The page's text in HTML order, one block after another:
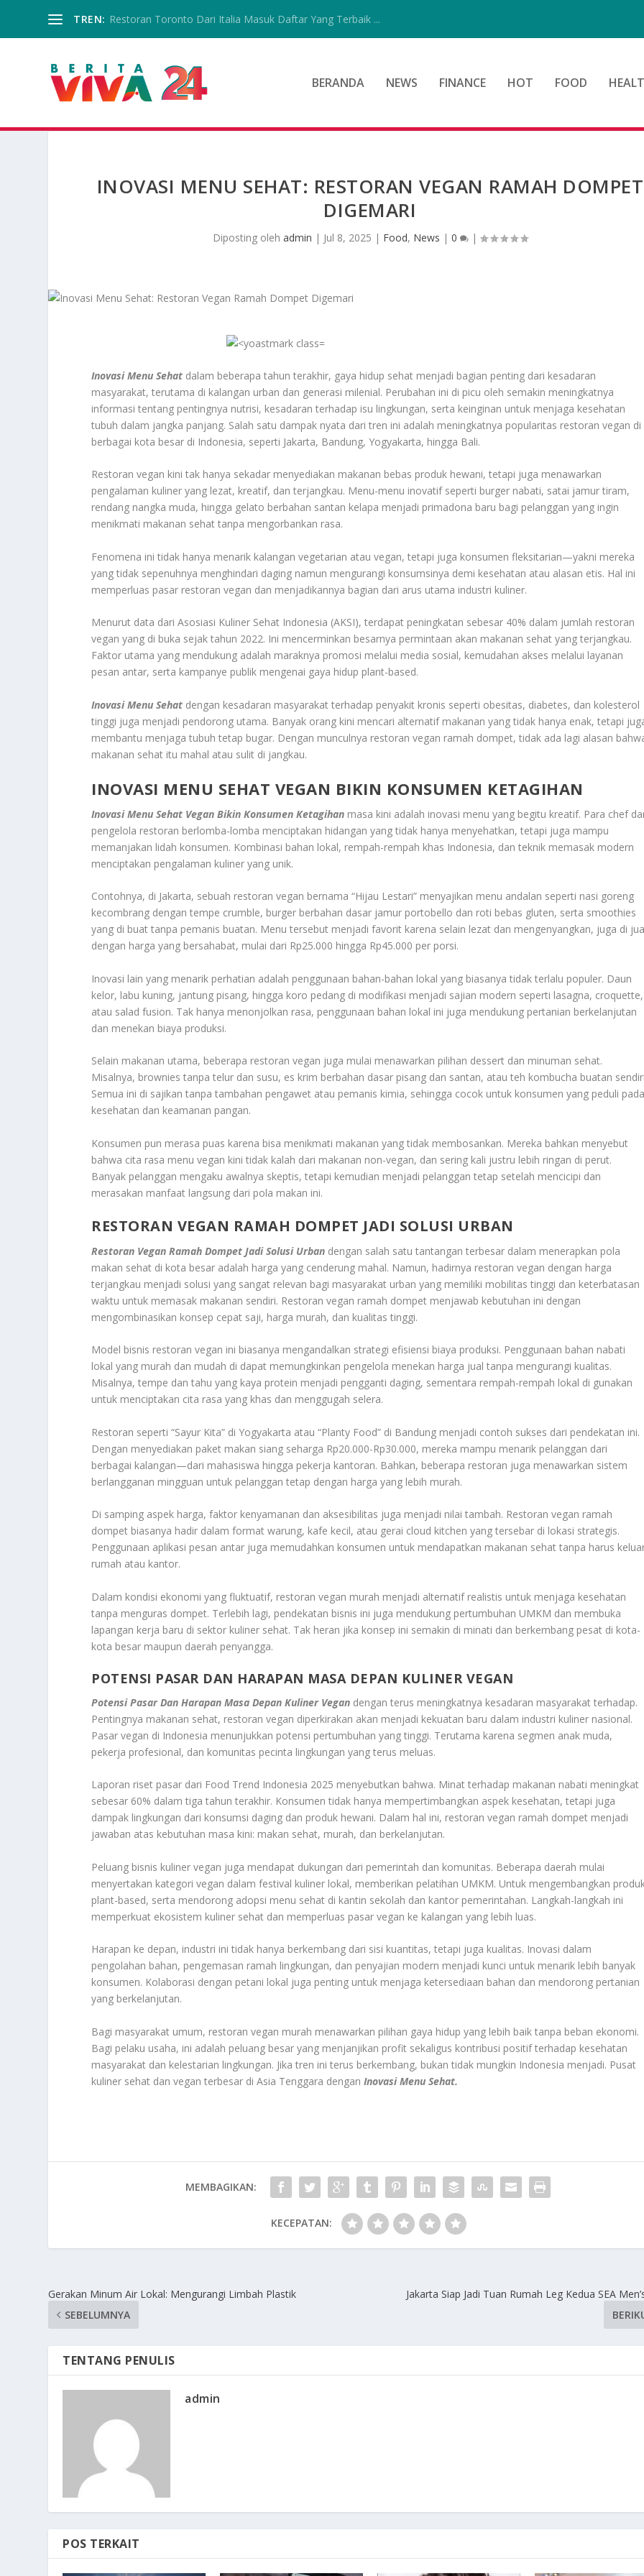
TREN: Restoran Toronto Dari Italia Masuk Daftar Yang Terbaik ...
BERANDA NEWS FINANCE HOT FOOD
INOVASI MENU SEHAT: RESTORAN VEGAN RAMAH DOMPET
DIGEMARI
Diposting oleh admin | Jul 8, 2025 | Food, News | 0 |
Inovasi Menu Sehat dalam beberapa tahun terakhir, gaya hidup sehat menjadi bagian penting dari kesadaran
masyarakat, terutama di kalangan urban dan generasi milenial. Perubahan ini di picu oleh semakin meningkatnya
informasi tentang pentingnya nutrisi, kesadaran terhadap isu lingkungan, serta keinginan untuk menjaga kesehatan
tubuh dalam jangka panjang. Salah satu dampak nyata dari tren ini adalah meningkatnya popularitas restoran vegan di
berbagai kota besar di Indonesia, seperti Jakarta, Bandung, Yogyakarta, hingga Bali.
Restoran vegan kini tak hanya sekadar menyediakan makanan bebas produk hewani, tetapi juga menawarkan
pengalaman kuliner yang lezat, kreatif, dan terjangkau. Menu-menu inovatif seperti burger nabati, satai jamur tiram,
rendang nangka muda, hingga gelato berbahan santan kelapa menjadi primadona baru bagi pelanggan yang ingin
menikmati makanan sehat tanpa mengorbankan rasa.
Fenomena ini tidak hanya menarik kalangan vegetarian atau vegan, tetapi juga konsumen fleksitarian—yakni mereka
yang tidak sepenuhnya menghindari daging namun mengurangi konsumsinya demi kesehatan atau alasan etis. Hal ini
memperluas pasar restoran vegan dan menjadikannya bagian dari arus utama industri kuliner.
Menurut data dari Asosiasi Kuliner Sehat Indonesia (AKSI), terdapat peningkatan sebesar 40% dalam jumlah restoran
vegan yang di buka sejak tahun 2022. Ini mencerminkan besarnya permintaan akan makanan sehat yang terjangkau.
Faktor utama yang mendukung adalah maraknya promosi melalui media sosial, kemudahan akses melalui layanan
pesan antar, serta kampanye publik mengenai gaya hidup plant-based.
Inovasi Menu Sehat dengan kesadaran masyarakat terhadap penyakit kronis seperti obesitas, diabetes, dan kolesterol
tinggi juga menjadi pendorong utama. Banyak orang kini mencari alternatif makanan yang tidak hanya enak, tetapi
membantu menjaga tubuh tetap bugar. Dengan munculnya restoran vegan ramah dompet, tidak ada lagi alasan
makanan sehat itu mahal atau sulit di jangkau.
INOVASI MENU SEHAT VEGAN BIKIN KONSUMEN KETAGIHAN
Inovasi Menu Sehat Vegan Bikin Konsumen Ketagihan masa kini adalah inovasi menu yang begitu kreatif. Para chef
pengelola restoran berlomba-lomba menciptakan hidangan yang tidak hanya menyehatkan, tetapi juga mampu
memanjakan lidah konsumen. Kombinasi bahan lokal, rempah-rempah khas Indonesia, dan teknik memasak modern
menciptakan pengalaman kuliner yang unik.
Contohnya, di Jakarta, sebuah restoran vegan bernama “Hijau Lestari” menyajikan menu andalan seperti nasi goreng
kecombrang dengan tempe crumble, burger berbahan dasar jamur portobello dan roti bebas gluten, serta smoothies
yang di buat tanpa pemanis buatan. Menu tersebut menjadi favorit karena selain lezat dan mengenyangkan, juga di
dengan harga yang bersahabat, mulai dari Rp25.000 hingga Rp45.000 per porsi.
Inovasi lain yang menarik perhatian adalah penggunaan bahan-bahan lokal yang biasanya tidak terlalu populer. Daun
kelor, labu kuning, jantung pisang, hingga koro pedang di modifikasi menjadi sajian modern seperti lasagna, croquette,
atau salad fusion. Tak hanya menonjolkan rasa, penggunaan bahan lokal ini juga mendukung pertanian berkelanjutan
dan menekan biaya produksi.
Selain makanan utama, beberapa restoran vegan juga mulai menawarkan pilihan dessert dan minuman sehat.
Misalnya, brownies tanpa telur dan susu, es krim berbahan dasar pisang dan santan, atau teh kombucha buatan
Semua ini di sajikan tanpa tambahan pengawet atau pemanis kimia, sehingga cocok untuk konsumen yang peduli
kesehatan dan keamanan pangan.
Konsumen pun merasa puas karena bisa menikmati makanan yang tidak membosankan. Mereka bahkan menyebut
bahwa cita rasa menu vegan kini tidak kalah dari makanan non-vegan, dan sering kali justru lebih ringan di perut.
Banyak pelanggan mengaku awalnya skeptis, tetapi kemudian menjadi pelanggan tetap setelah mencicipi dan
merasakan manfaat langsung dari pola makan ini.
RESTORAN VEGAN RAMAH DOMPET JADI SOLUSI URBAN
Restoran Vegan Ramah Dompet Jadi Solusi Urban dengan salah satu tantangan terbesar dalam menerapkan pola
makan sehat di kota besar adalah harga yang cenderung mahal. Namun, hadirnya restoran vegan dengan harga
terjangkau menjadi solusi yang sangat relevan bagi masyarakat urban yang memiliki mobilitas tinggi dan keterbatasan
waktu untuk memasak makanan sendiri. Restoran vegan ramah dompet menjawab kebutuhan ini dengan
mengombinasikan konsep cepat saji, harga murah, dan kualitas tinggi.
Model bisnis restoran vegan ini biasanya mengandalkan strategi efisiensi biaya produksi. Penggunaan bahan nabati
lokal yang murah dan mudah di dapat memungkinkan pengelola menekan harga jual tanpa mengurangi kualitas.
Misalnya, tempe dan tahu yang kaya protein menjadi pengganti daging, sementara rempah-rempah lokal di gunakan
untuk menciptakan cita rasa yang khas dan menggugah selera.
Restoran seperti “Sayur Kita” di Yogyakarta atau “Planty Food” di Bandung menjadi contoh sukses dari pendekatan ini.
Dengan menyediakan paket makan siang seharga Rp20.000-Rp30.000, mereka mampu menarik pelanggan dari
berbagai kalangan—dari mahasiswa hingga pekerja kantoran. Bahkan, beberapa restoran juga menawarkan sistem
berlangganan mingguan untuk pelanggan tetap dengan harga yang lebih murah.
Di samping aspek harga, faktor kenyamanan dan aksesibilitas juga menjadi nilai tambah. Restoran vegan ramah
dompet biasanya hadir dalam format warung, kafe kecil, atau gerai cloud kitchen yang tersebar di lokasi strategis.
Penggunaan aplikasi pesan antar juga memudahkan konsumen untuk mendapatkan makanan sehat tanpa harus
rumah atau kantor.
Dalam kondisi ekonomi yang fluktuatif, restoran vegan murah menjadi alternatif realistis untuk menjaga kesehatan
tanpa menguras dompet. Terlebih lagi, pendekatan bisnis ini juga mendukung pertumbuhan UMKM dan membuka
lapangan kerja baru di sektor kuliner sehat. Tak heran jika konsep ini semakin di minati dan berkembang pesat di kota-
kota besar maupun daerah penyangga.
POTENSI PASAR DAN HARAPAN MASA DEPAN KULINER VEGAN
Potensi Pasar Dan Harapan Masa Depan Kuliner Vegan dengan terus meningkatnya kesadaran masyarakat terhadap.
Pentingnya makanan sehat, restoran vegan diperkirakan akan menjadi kekuatan baru dalam industri kuliner nasional.
Pasar vegan di Indonesia menunjukkan potensi pertumbuhan yang tinggi. Terutama karena segmen anak muda,
pekerja profesional, dan komunitas pecinta lingkungan yang terus meluas.
Laporan riset pasar dari Food Trend Indonesia 2025 menyebutkan bahwa. Minat terhadap makanan nabati meningkat
sebesar 60% dalam tiga tahun terakhir. Konsumen tidak hanya mempertimbangkan aspek kesehatan, tetapi juga
dampak lingkungan dari konsumsi daging dan produk hewani. Dalam hal ini, restoran vegan ramah dompet menjadi
jawaban atas kebutuhan masa kini: makan sehat, murah, dan berkelanjutan.
Peluang bisnis kuliner vegan juga mendapat dukungan dari pemerintah dan komunitas. Beberapa daerah mulai
menyertakan kategori vegan dalam festival kuliner lokal, memberikan pelatihan UMKM. Untuk mengembangkan
plant-based, serta mendorong adopsi menu sehat di kantin sekolah dan kantor pemerintahan. Langkah-langkah ini
memperkuat ekosistem kuliner sehat dan memperluas pasar vegan ke kalangan yang lebih luas.
Harapan ke depan, industri ini tidak hanya berkembang dari sisi kuantitas, tetapi juga kualitas. Inovasi dalam
pengolahan bahan, pengemasan ramah lingkungan, dan penyajian modern menjadi kunci untuk menarik lebih banyak
konsumen. Kolaborasi dengan petani lokal juga penting untuk menjaga ketersediaan bahan dan mendorong pertanian
yang berkelanjutan.
Bagi masyarakat umum, restoran vegan murah menawarkan pilihan gaya hidup yang lebih baik tanpa beban ekonomi.
Bagi pelaku usaha, ini adalah peluang besar yang menjanjikan profit sekaligus kontribusi positif terhadap kesehatan
masyarakat dan kelestarian lingkungan. Jika tren ini terus berkembang, bukan tidak mungkin Indonesia menjadi. Pusat
kuliner sehat dan vegan terbesar di Asia Tenggara denganInovasi Menu Sehat.
MEMBAGIKAN:
KECEPATAN:
Gerakan Minum Air Lokal: Mengurangi Limbah Plastik
SEBELUMNYA
Jakarta Siap Jadi Tuan Rumah Leg Kedua SEA
TENTANG PENULIS
admin
POS TERKAIT